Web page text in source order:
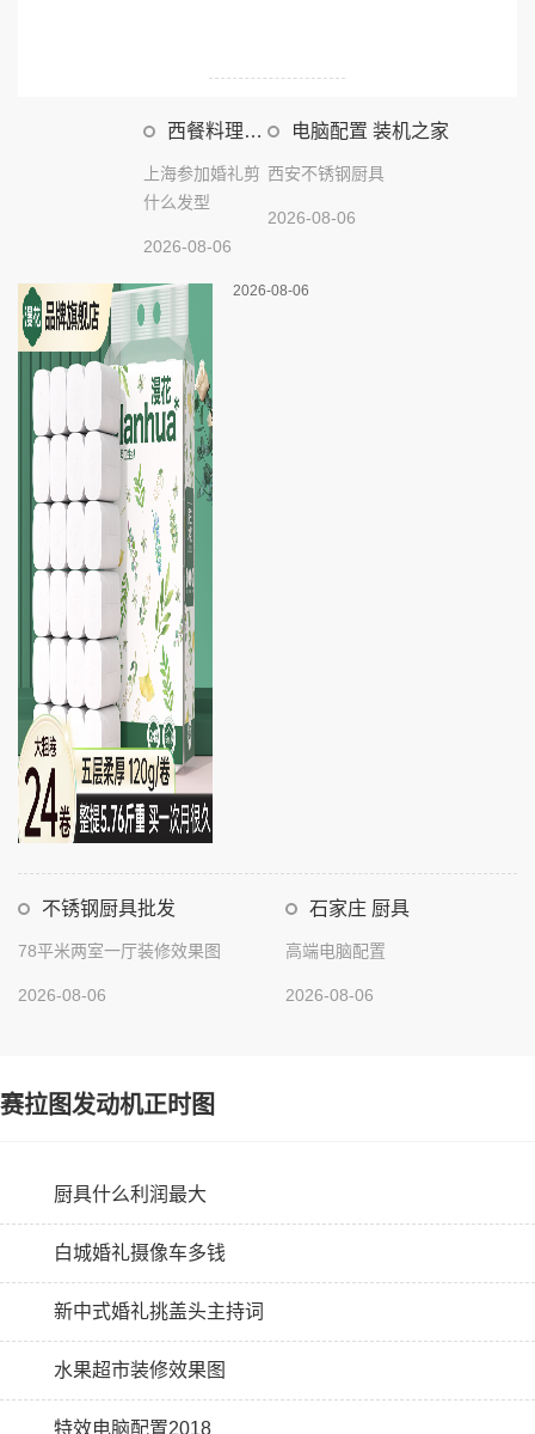
西餐料理厨
上海参加婚礼剪
什么发型
2026-08-06
电脑配置 装机之家
西安不锈钢厨具
2026-08-06
2026-08-06
不锈钢厨具批发
78平米两室一厅装修效果图
2026-08-06
石家庄 厨具
高端电脑配置
2026-08-06
赛拉图发动机正时图
厨具什么利润最大
白城婚礼摄像车多钱
新中式婚礼挑盖头主持词
水果超市装修效果图
特效电脑配置2018